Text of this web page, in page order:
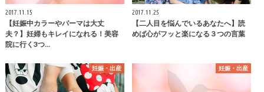
2017.11.15
【妊娠中カラーやパーマは大丈
夫？】妊婦もキレイになれる！美容
院に行く3つ…
2017.11.25
【二人目を悩んでいるあなたへ】読
めば心がフッと楽になる３つの言葉
妊娠・出産 妊娠・出産